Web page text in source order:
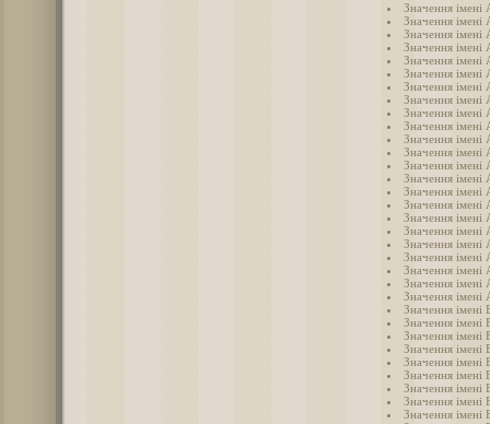
Значення імені
Значення імені
Значення імені
Значення імені
Значення імені
Значення імені
Значення імені
Значення імені
Значення імені
Значення імені
Значення імені
Значення імені
Значення імені
Значення імені
Значення імені
Значення імені
Значення імені
Значення імені
Значення імені
Значення імені
Значення імені
Значення імені
Значення імені
Значення імені
Значення імені
Значення імені
Значення імені
Значення імені
Значення імені
Значення імені
Значення імені
Значення імені